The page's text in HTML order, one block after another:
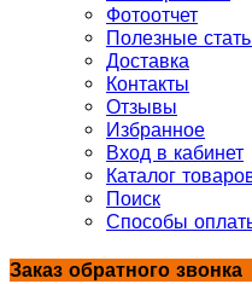
Фотоотчет
Полезные
Доставка
Контакты
Отзывы
Избранное
Вход в кабинет
Каталог
Поиск
Способы
Заказ обратного звонка